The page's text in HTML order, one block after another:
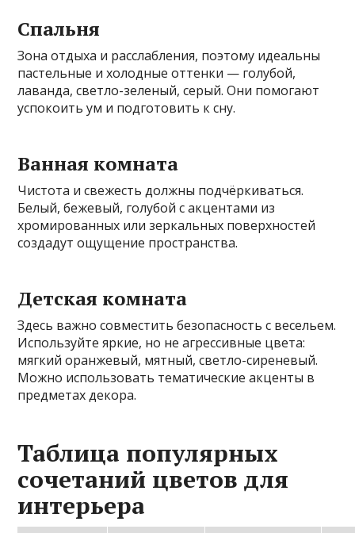
Спальня
Зона отдыха и расслабления, поэтому идеальны
пастельные и холодные оттенки — голубой,
лаванда, светло-зеленый, серый. Они помогают
успокоить ум и подготовить к сну.
Ванная комната
Чистота и свежесть должны подчёркиваться.
Белый, бежевый, голубой с акцентами из
хромированных или зеркальных поверхностей
создадут ощущение пространства.
Детская комната
Здесь важно совместить безопасность с весельем.
Используйте яркие, но не агрессивные цвета:
мягкий оранжевый, мятный, светло-сиреневый.
Можно использовать тематические акценты в
предметах декора.
Таблица популярных
сочетаний цветов для
интерьера